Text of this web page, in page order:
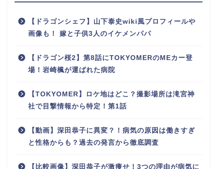
【ドラゴンシェフ】山下泰史wiki風プロフィールや
画像も！ 嫁と子供3人のイケメンパパ
【ドラゴン桜2】第8話にTOKYOMERのMEカー登
場！岩崎楓が運ばれた病院
【TOKYOMER】ロケ地はどこ？撮影場所は滝宮神
社で目撃情報から特定！第1話
【動画】深田恭子に異変？！病気の原因は働きすぎ
と性格からも？過去の発言から徹底調査
【比較画像】深田恭子が激痩せ！3つの理由が病気に